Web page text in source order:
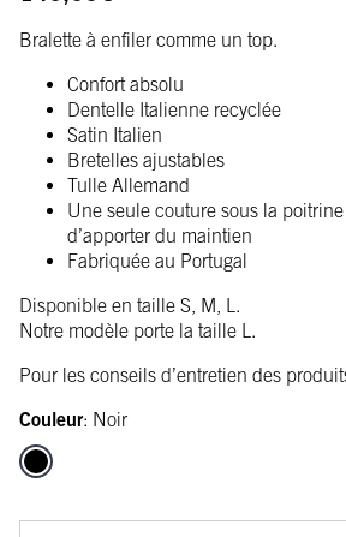
Bralette à enfiler comme un top.
Confort absolu
Dentelle Italienne recyclée
Satin Italien
Bretelles ajustables
Tulle Allemand
Une seule couture sous la
d’apporter du maintien
Fabriquée au Portugal
Disponible en taille S, M, L.
Notre modèle porte la taille L.
Pour les conseils d’entretien des
Couleur: Noir